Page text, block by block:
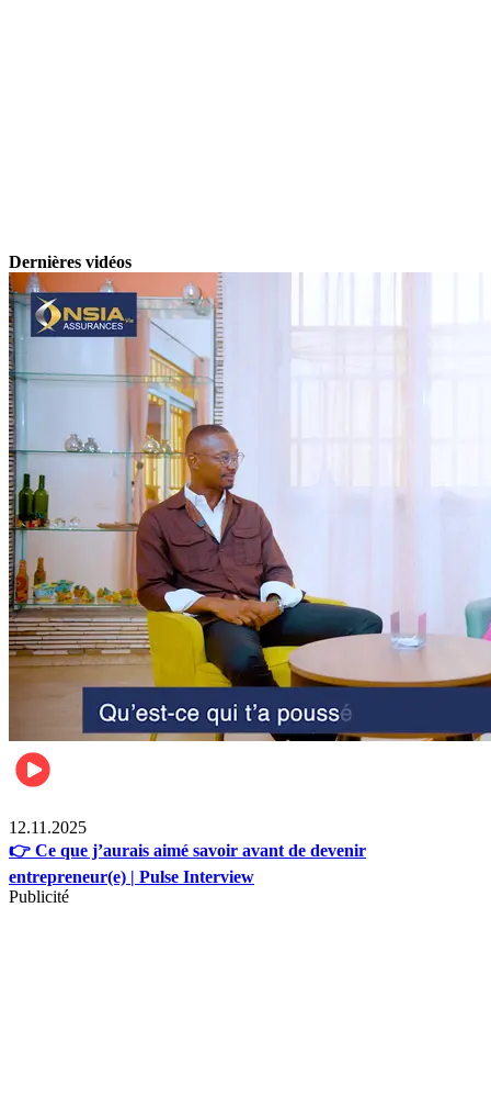
Dernières vidéos
12.11.2025
👉 Ce que j’aurais aimé savoir avant de devenir
entrepreneur(e) | Pulse Interview
Publicité